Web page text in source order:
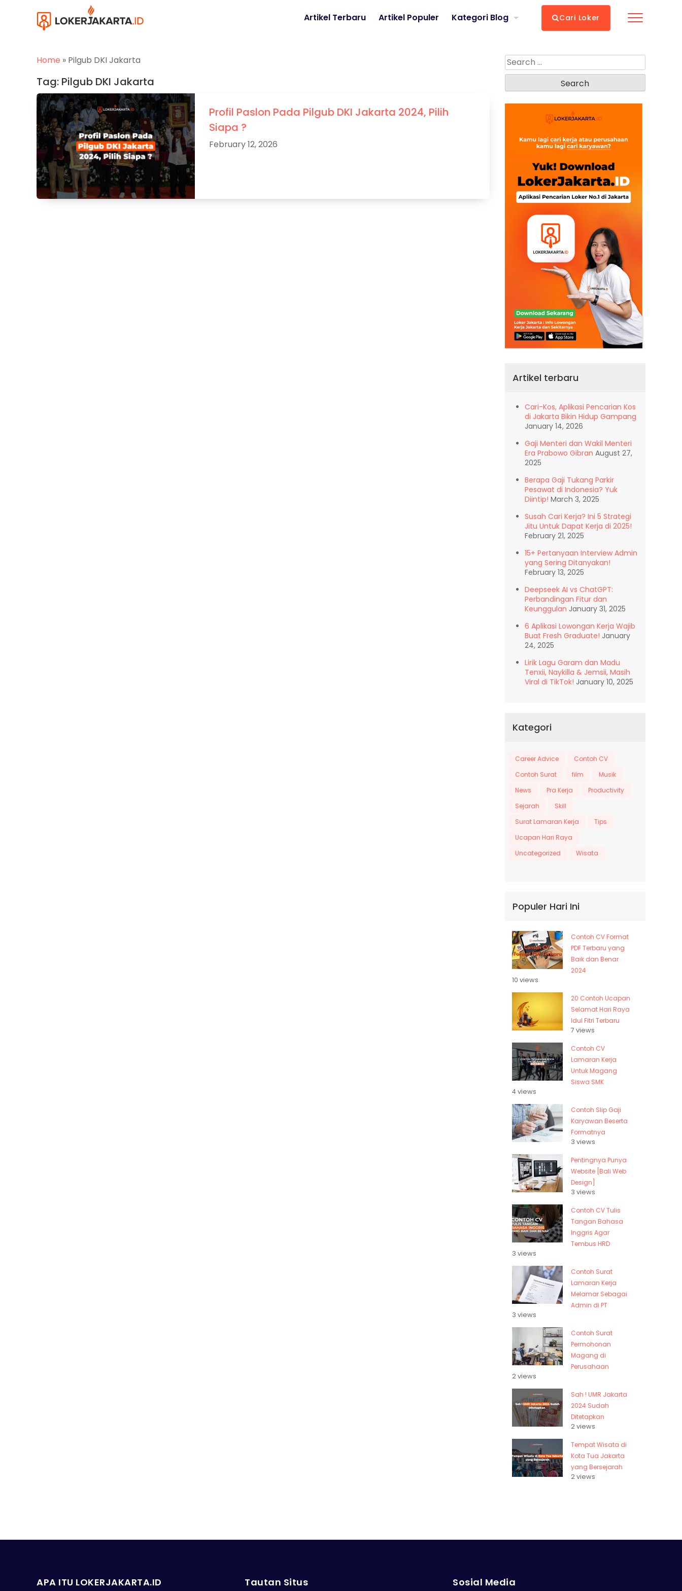
Artikel Terbaru Artikel Populer Kategori Blog Cari Loker
Home » Pilgub DKI Jakarta
Tag: Pilgub DKI Jakarta
Profil Paslon Pada Pilgub DKI Jakarta 2024, Pilih
Siapa ?
February 12, 2026
Search
for:
Artikel terbaru
Cari-Kos, Aplikasi Pencarian Kos
di Jakarta Bikin Hidup Gampang
January 14, 2026
Gaji Menteri dan Wakil Menteri
Era Prabowo Gibran August 27,
2025
Berapa Gaji Tukang Parkir
Pesawat di Indonesia? Yuk
Diintip! March 3, 2025
Susah Cari Kerja? Ini 5 Strategi
Jitu Untuk Dapat Kerja di 2025!
February 21, 2025
15+ Pertanyaan Interview Admin
yang Sering Ditanyakan!
February 13, 2025
Deepseek AI vs ChatGPT:
Perbandingan Fitur dan
Keunggulan January 31, 2025
6 Aplikasi Lowongan Kerja Wajib
Buat Fresh Graduate! January
24, 2025
Lirik Lagu Garam dan Madu
Tenxii, Naykilla & Jemsii, Masih
Viral di TikTok! January 10, 2025
Kategori
Career Advice
Contoh CV
Contoh Surat
film
Musik
News
Pra Kerja
Productivity
Sejarah
Skill
Surat Lamaran Kerja
Tips
Ucapan Hari Raya
Uncategorized
Wisata
Populer Hari Ini
Contoh CV Format
PDF Terbaru yang
Baik dan Benar
2024
10 views
20 Contoh Ucapan
Selamat Hari Raya
Idul Fitri Terbaru
7 views
Contoh CV
Lamaran Kerja
Untuk Magang
Siswa SMK
4 views
Contoh Slip Gaji
Karyawan Beserta
Formatnya
3 views
Pentingnya Punya
Website [Bali Web
Design]
3 views
Contoh CV Tulis
Tangan Bahasa
Inggris Agar
Tembus HRD
3 views
Contoh Surat
Lamaran Kerja
Melamar Sebagai
Admin di PT
3 views
Contoh Surat
Permohonan
Magang di
Perusahaan
2 views
Sah ! UMR Jakarta
2024 Sudah
Ditetapkan
2 views
Tempat Wisata di
Kota Tua Jakarta
yang Bersejarah
2 views
APA ITU LOKERJAKARTA.ID Tautan Situs Sosial Media